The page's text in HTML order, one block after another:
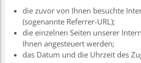
die zuvor von Ihnen besuchte
(sogenannte Referrer-URL);
die einzelnen Seiten unserer
Ihnen angesteuert werden;
das Datum und die Uhrzeit des